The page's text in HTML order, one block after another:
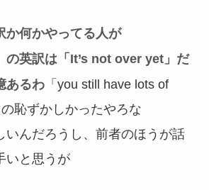
か何かやってる人が
の英訳は「It’s not over yet」だ
あるわ「you still have lots of
恥ずかしかったやろな
いんだろうし、前者のほうが話
いと思うが